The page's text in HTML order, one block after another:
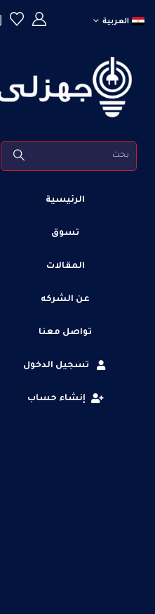
العربية
الرئيسية
تسوق
المقالات
عن الشركه
تواصل معنا
تسجيل الدخول
إنشاء حساب